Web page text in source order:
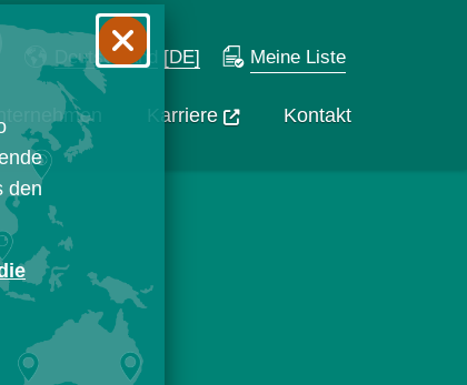
Deutschland [DE] Meine Liste
Karriere Kontakt
den